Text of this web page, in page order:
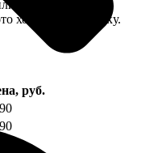
пишите в
хотите на обложку.
руб.